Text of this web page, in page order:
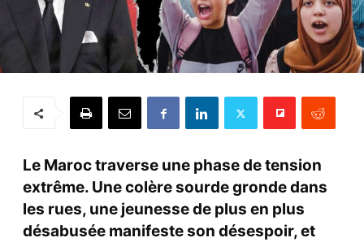
Le Maroc traverse une phase de tension
extrême. Une colère sourde gronde dans
les rues, une jeunesse de plus en plus
désabusée manifeste son désespoir, et